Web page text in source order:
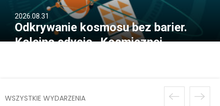
2026.08.31
Odkrywanie kosmosu bez barier.
Kolejna edycja „Kosmicznej
WSZYSTKIE WYDARZENIA